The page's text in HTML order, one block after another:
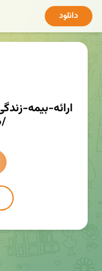
دانلود
طلا-گنجینه-طلا/